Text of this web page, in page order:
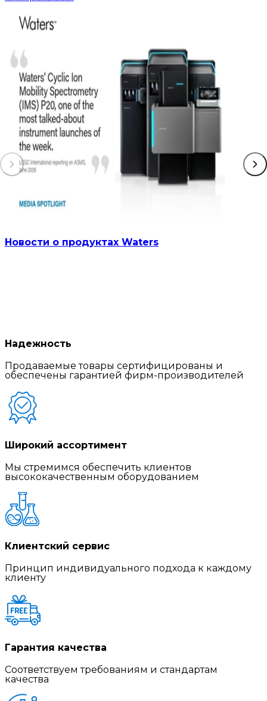
Новости о продуктах Waters
Надежность
Продаваемые товары сертифицированы и
обеспечены гарантией фирм-производителей
Широкий ассортимент
Мы стремимся обеспечить клиентов
высококачественным оборудованием
Клиентский сервис
Принцип индивидуального подхода к каждому
клиенту
Гарантия качества
Соответствуем требованиям и стандартам
качества